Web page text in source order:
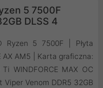
5 7500F
DLSS 4
Ryzen 5 7500F | Płyta
AX AM5 | Karta graficzna:
WINDFORCE MAX OC
Viper Venom DDR5 32GB